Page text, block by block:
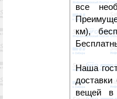
все
км),
Наша
вещей в